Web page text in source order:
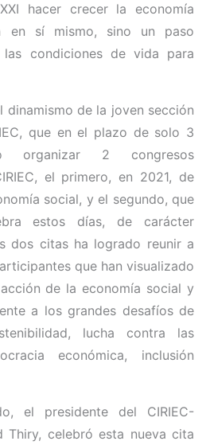
hacer crecer la economía
sí mismo, sino un paso
condiciones de vida para
dinamismo de la joven sección
que en el plazo de solo 3
organizar 2 congresos
el primero, en 2021, de
social, y el segundo, que
estos días, de carácter
dos citas ha logrado reunir a
que han visualizado
de la economía social y
a los grandes desafíos de
lucha contra las
económica, inclusión
el presidente del CIRIEC-
Thiry, celebró esta nueva cita